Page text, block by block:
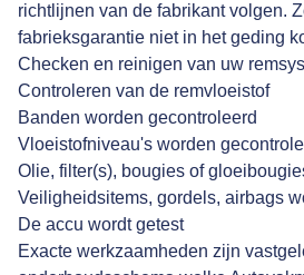
richtlijnen van de fabrikant volgen.
fabrieksgarantie niet in het geding
Checken en reinigen van uw
Controleren van de remvloeistof
Banden worden gecontroleerd
Vloeistofniveau's worden
Olie, filter(s), bougies of
Veiligheidsitems, gordels, airbags
De accu wordt getest
Exacte werkzaamheden zijn